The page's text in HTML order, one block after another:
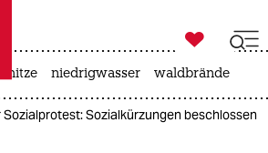
taz zahl ich
zahl ich

taz zahl ich
hitze niedrigwasser waldbrände
Sozialkürzungen beschlossen